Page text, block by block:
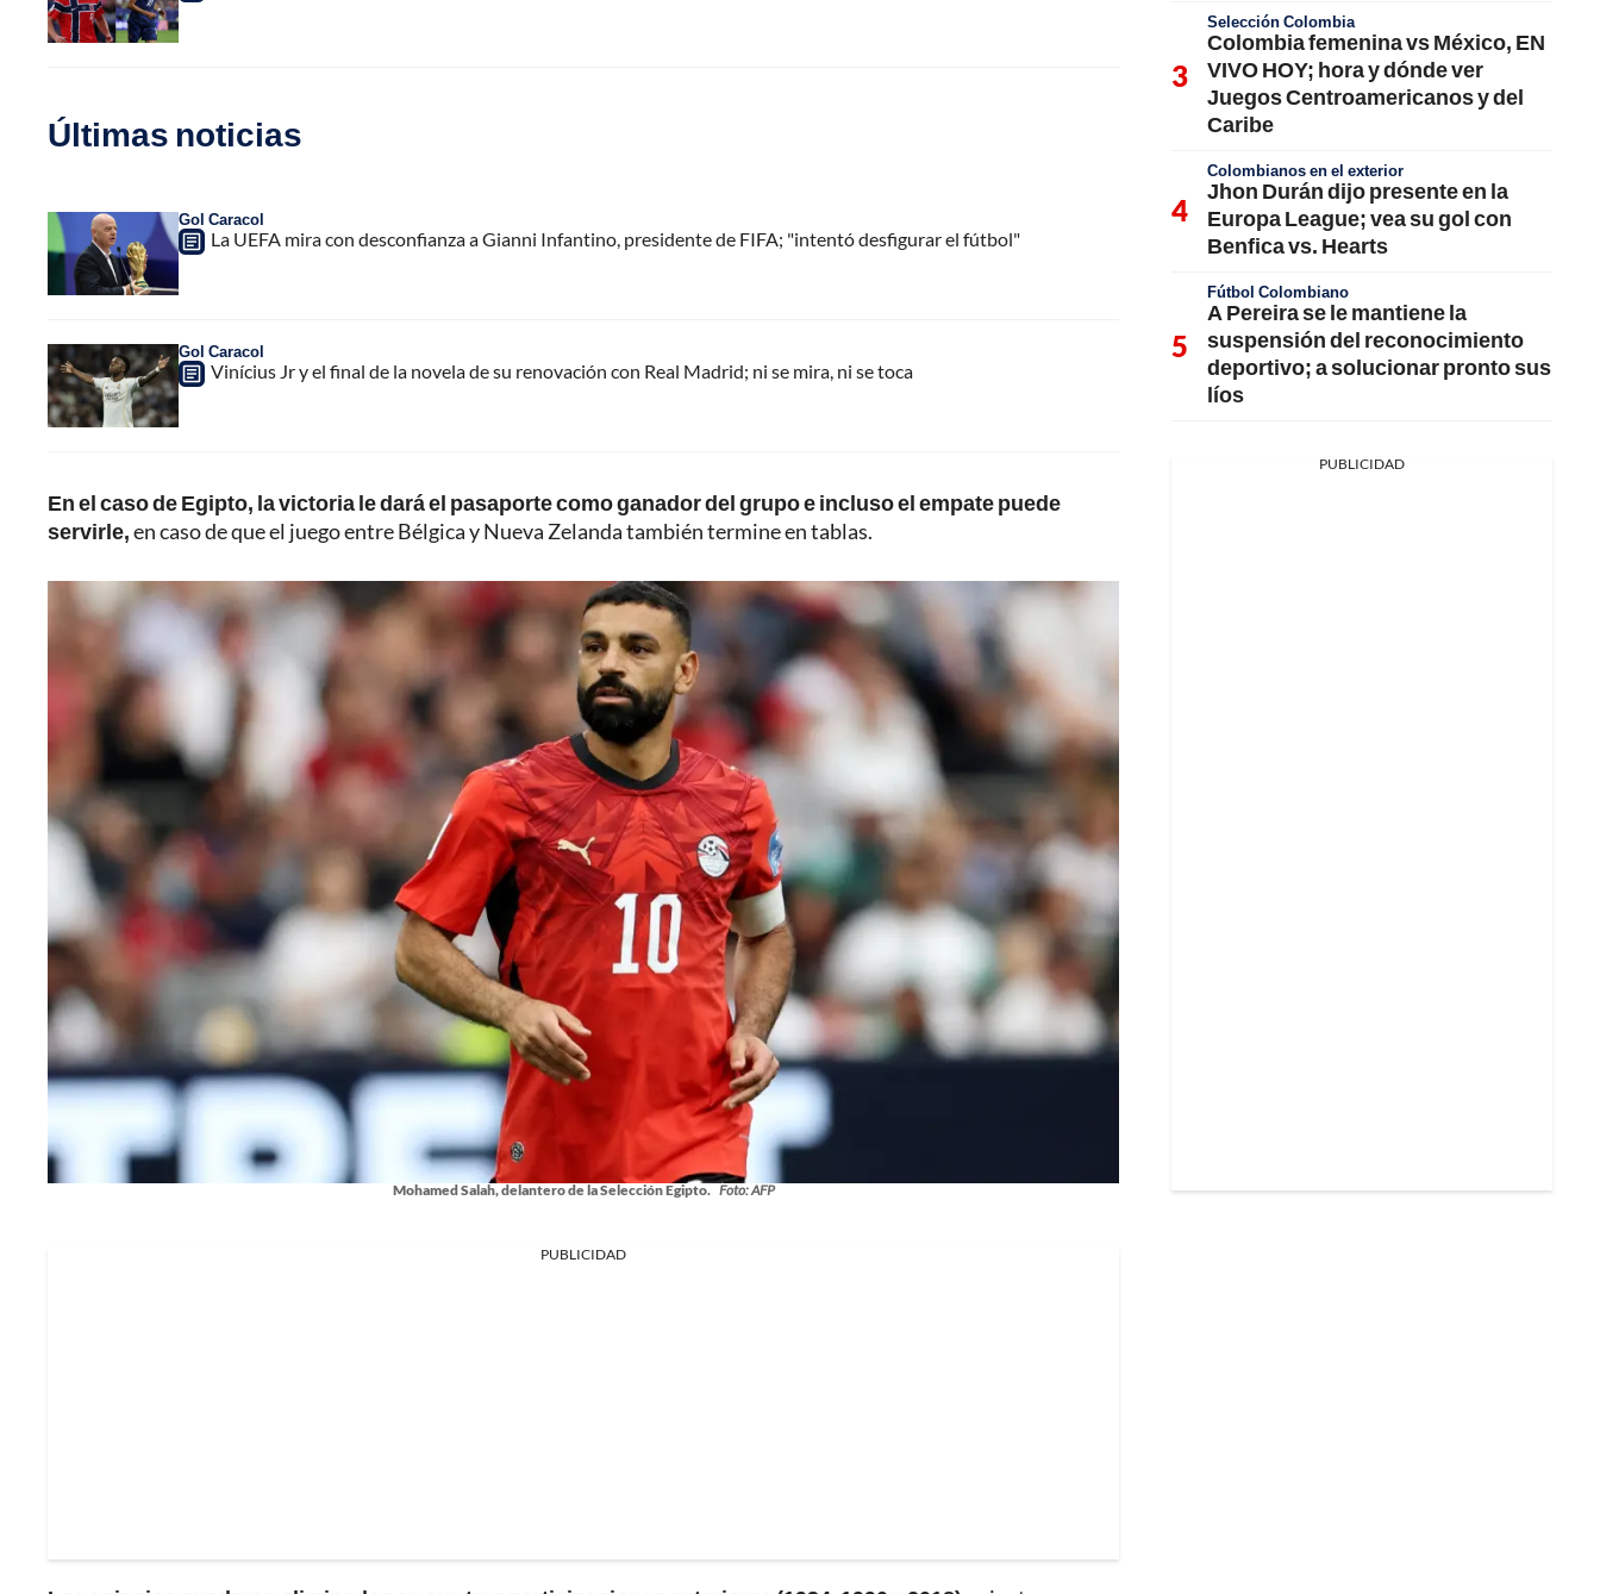
Últimas noticias
Gol Caracol
La UEFA mira con desconfianza a Gianni Infantino, presidente de FIFA; "intentó desfigurar el fútbol"
Gol Caracol
Vinícius Jr y el final de la novela de su renovación con Real Madrid; ni se mira, ni se toca
En el caso de Egipto, la victoria le dará el pasaporte como ganador del grupo e incluso el empate puede
servirle,en caso de que el juego entre Bélgica y Nueva Zelanda también termine en tablas.
Mohamed Salah, delantero de la Selección Egipto. Foto: AFP
PUBLICIDAD
Selección Colombia
Colombia femenina vs México, EN
VIVO HOY; hora y dónde ver
Juegos Centroamericanos y del
Caribe
Colombianos en el exterior
Jhon Durán dijo presente en la
Europa League; vea su gol con
Benfica vs. Hearts
Fútbol Colombiano
A Pereira se le mantiene la
suspensión del reconocimiento
deportivo; a solucionar pronto sus
líos
PUBLICIDAD